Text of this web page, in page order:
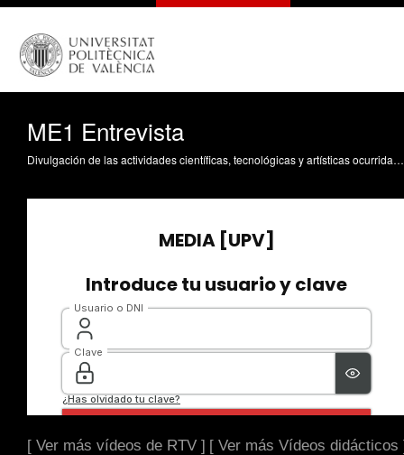
ME1 Entrevista
Divulgación de las actividades científicas, tecnológicas y artísticas ocurridas en los tres campus de la UPV
[ Ver más vídeos de RTV ] [ Ver más Vídeos didácticos